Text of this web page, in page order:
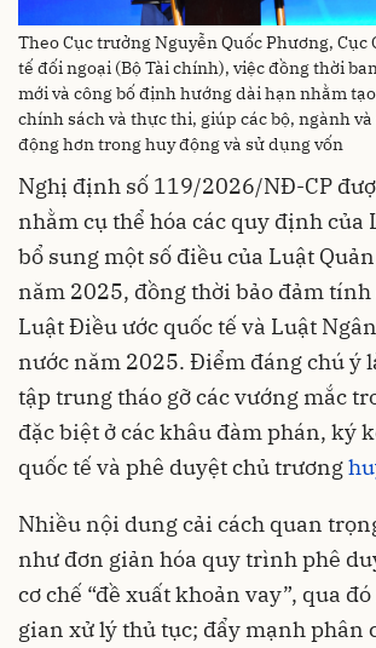
Theo Cục trưởng Nguyễn Quốc Phương, Cục
tế đối ngoại (Bộ Tài chính), việc đồng thời
mới và công bố định hướng dài hạn nhằm
chính sách và thực thi, giúp các bộ, ngành
động hơn trong huy động và sử dụng vốn
Nghị định số 119/2026/NĐ-CP
nhằm cụ thể hóa các quy định của
bổ sung một số điều của Luật
năm 2025, đồng thời bảo đảm tính
Luật Điều ước quốc tế và Luật
nước năm 2025. Điểm đáng chú ý
tập trung tháo gỡ các vướng mắc
đặc biệt ở các khâu đàm phán, ký
quốc tế và phê duyệt chủ trương
Nhiều nội dung cải cách quan
như đơn giản hóa quy trình phê
cơ chế “đề xuất khoản vay”, qua
gian xử lý thủ tục; đẩy mạnh phân